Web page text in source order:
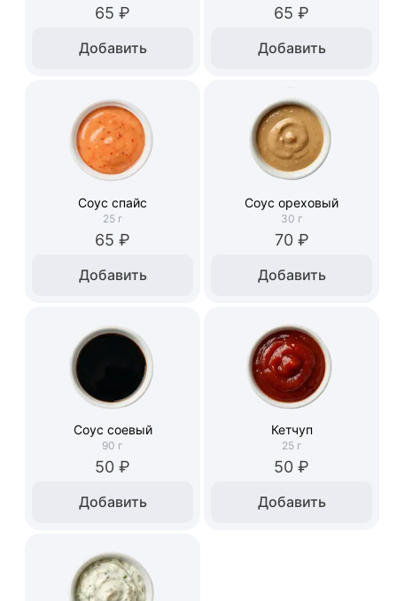
65 ₽
Добавить
65 ₽
Добавить
Соус спайс
25г
65 ₽
Добавить
Соус ореховый
30 г
70 ₽
Добавить
Соус соевый
90 г
50 ₽
Добавить
Кетчуп
25г
50 ₽
Добавить